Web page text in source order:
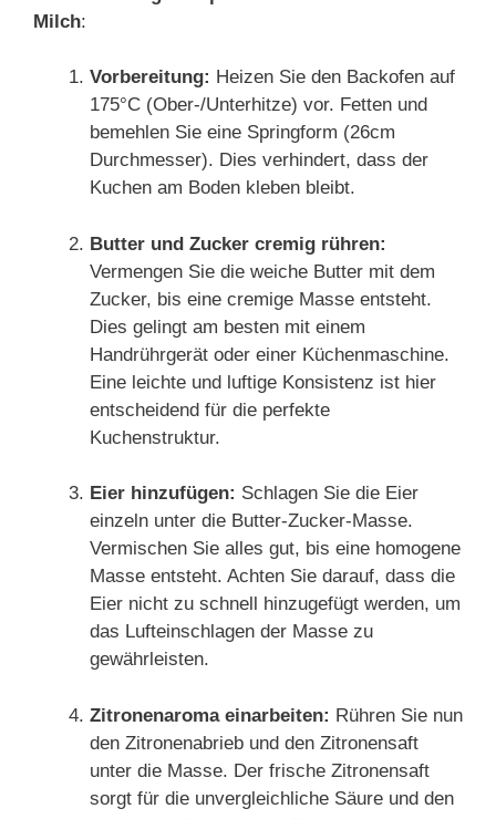
Milch:
Vorbereitung: Heizen Sie den Backofen auf
175°C (Ober-/Unterhitze) vor. Fetten und
bemehlen Sie eine Springform (26cm
Durchmesser). Dies verhindert, dass der
Kuchen am Boden kleben bleibt.
Butter und Zucker cremig rühren:
Vermengen Sie die weiche Butter mit dem
Zucker, bis eine cremige Masse entsteht.
Dies gelingt am besten mit einem
Handrührgerät oder einer Küchenmaschine.
Eine leichte und luftige Konsistenz ist hier
entscheidend für die perfekte
Kuchenstruktur.
Eier hinzufügen: Schlagen Sie die Eier
einzeln unter die Butter-Zucker-Masse.
Vermischen Sie alles gut, bis eine homogene
Masse entsteht. Achten Sie darauf, dass die
Eier nicht zu schnell hinzugefügt werden, um
das Lufteinschlagen der Masse zu
gewährleisten.
Zitronenaroma einarbeiten: Rühren Sie nun
den Zitronenabrieb und den Zitronensaft
unter die Masse. Der frische Zitronensaft
sorgt für die unvergleichliche Säure und den